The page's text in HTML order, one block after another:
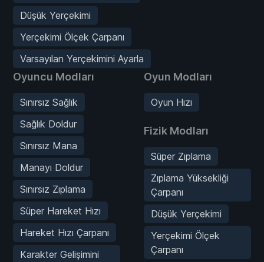
Düşük Yerçekimi
Yerçekimi Ölçek Çarpanı
Varsayılan Yerçekimini Ayarla
Oyuncu Modları
Sınırsız Sağlık
Sağlık Doldur
Sınırsız Mana
Manayı Doldur
Sınırsız Zıplama
Süper Hareket Hızı
Hareket Hızı Çarpanı
Karakter Gelişimini
Oyun Modları
Oyun Hızı
Fizik Modları
Süper Zıplama
Zıplama Yüksekliği
Çarpanı
Düşük Yerçekimi
Yerçekimi Ölçek
Çarpanı